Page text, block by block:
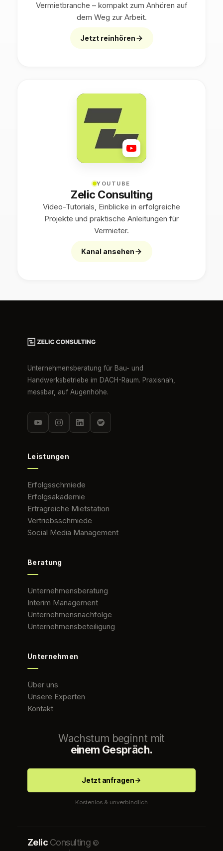
Vermietbranche – kompakt zum Anhören auf
dem Weg zur Arbeit.
Jetzt reinhören
YOUTUBE
Zelic Consulting
Video-Tutorials, Einblicke in erfolgreiche
Projekte und praktische Anleitungen für
Vermieter.
Kanal ansehen
Unternehmensberatung für Bau- und
Handwerksbetriebe im DACH-Raum. Praxisnah,
messbar, auf Augenhöhe.
Leistungen
Erfolgsschmiede
Erfolgsakademie
Ertragreiche Mietstation
Vertriebsschmiede
Social Media Management
Beratung
Unternehmensberatung
Interim Management
Unternehmensnachfolge
Unternehmensbeteiligung
Unternehmen
Über uns
Unsere Experten
Kontakt
Wachstum beginnt mit
einem Gespräch.
Jetzt anfragen
Kostenlos & unverbindlich
Zelic Consulting ©